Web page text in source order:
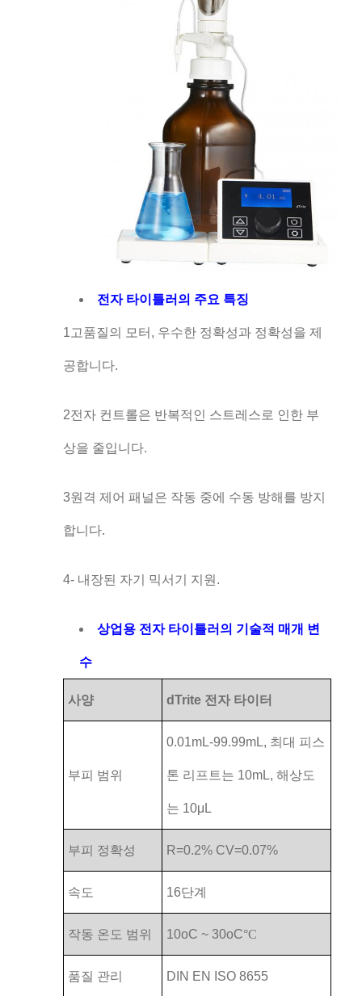
전자 타이틀러의 주요 특징
1고품질의 모터, 우수한 정확성과 정확성을 제
공합니다.
2전자 컨트롤은 반복적인 스트레스로 인한 부
상을 줄입니다.
3원격 제어 패널은 작동 중에 수동 방해를 방지
합니다.
4- 내장된 자기 믹서기 지원.
상업용 전자 타이틀러의 기술적 매개 변
수
사양 dTrite 전자 타이터
부피 범위
0.01mL-99.99mL, 최대 피스
톤 리프트는 10mL, 해상도
는 10μL
부피 정확성 R=0.2% CV=0.07%
속도 16단계
작동 온도 범위 10oC ~ 30oC°C
품질 관리 DIN EN ISO 8655